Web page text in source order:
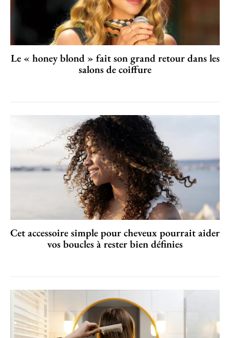
Le « honey blond » fait son grand retour dans les
salons de coiffure
Cet accessoire simple pour cheveux pourrait aider
vos boucles à rester bien définies